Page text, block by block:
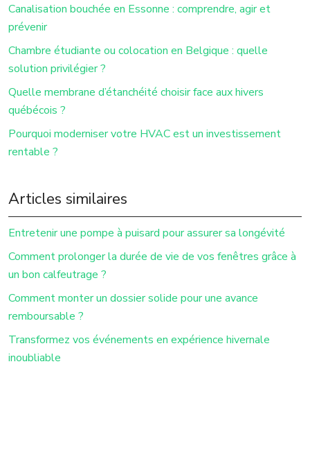
Canalisation bouchée en Essonne : comprendre, agir et
prévenir
Chambre étudiante ou colocation en Belgique : quelle
solution privilégier ?
Quelle membrane d’étanchéité choisir face aux hivers
québécois ?
Pourquoi moderniser votre HVAC est un investissement
rentable ?
Articles similaires
Entretenir une pompe à puisard pour assurer sa longévité
Comment prolonger la durée de vie de vos fenêtres grâce à
un bon calfeutrage ?
Comment monter un dossier solide pour une avance
remboursable ?
Transformez vos événements en expérience hivernale
inoubliable